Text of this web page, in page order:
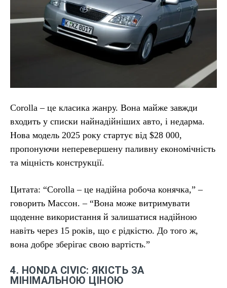
Corolla – це класика жанру. Вона майже завжди
входить у списки найнадійніших авто, і недарма.
Нова модель 2025 року стартує від $28 000,
пропонуючи неперевершену паливну економічність
та міцність конструкції.
Цитата: “Corolla – це надійна робоча конячка,” –
говорить Массон. – “Вона може витримувати
щоденне використання й залишатися надійною
навіть через 15 років, що є рідкістю. До того ж,
вона добре зберігає свою вартість.”
4. HONDA CIVIC: ЯКІСТЬ ЗА
МІНІМАЛЬНОЮ ЦІНОЮ